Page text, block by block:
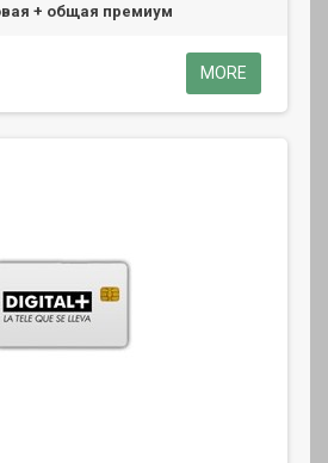
+ общая премиум
MORE